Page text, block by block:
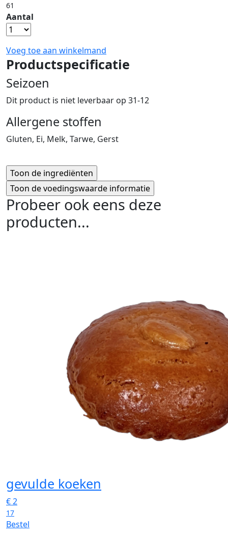
61
Aantal
Voeg toe aan winkelmand
Productspecificatie
Seizoen
Dit product is niet leverbaar op 31-12
Allergene stoffen
Gluten, Ei, Melk, Tarwe, Gerst
Probeer ook eens deze
producten...
gevulde koeken
€2
17
Bestel